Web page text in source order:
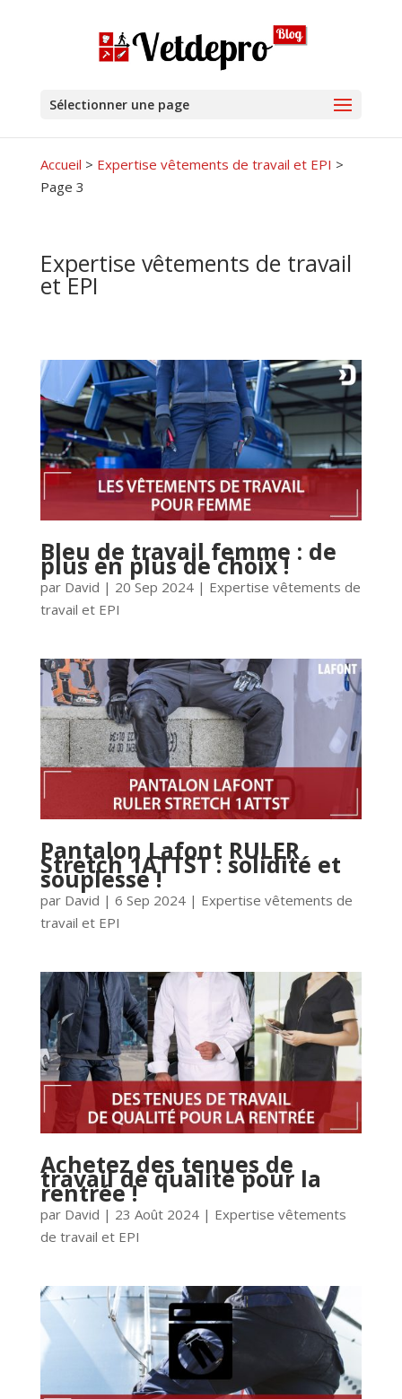
Sélectionner une page
Accueil > Expertise vêtements de travail et EPI >
Page 3
Expertise vêtements de travail
et EPI
Bleu de travail femme : de
plus en plus de choix !
par David | 20 Sep 2024| Expertise vêtements de
travail et EPI
Pantalon Lafont RULER
Stretch 1ATTST : solidité et
souplesse !
par David | 6 Sep 2024| Expertise vêtements de
travail et EPI
Achetez des tenues de
travail de qualité pour la
rentrée !
par David | 23 Août 2024| Expertise vêtements
de travail et EPI